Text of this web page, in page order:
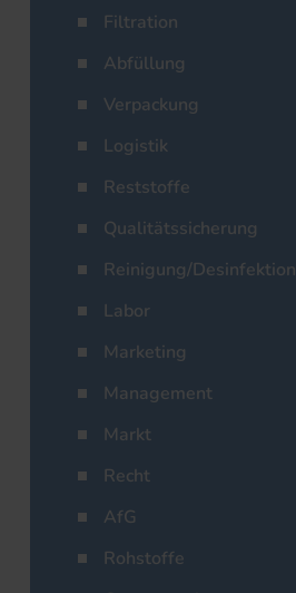
Filtration
Abfüllung
Verpackung
Logistik
Reststoffe
Qualitätssicherung
Reinigung/Desinfektion
Labor
Marketing
Management
Markt
Recht
AfG
Rohstoffe